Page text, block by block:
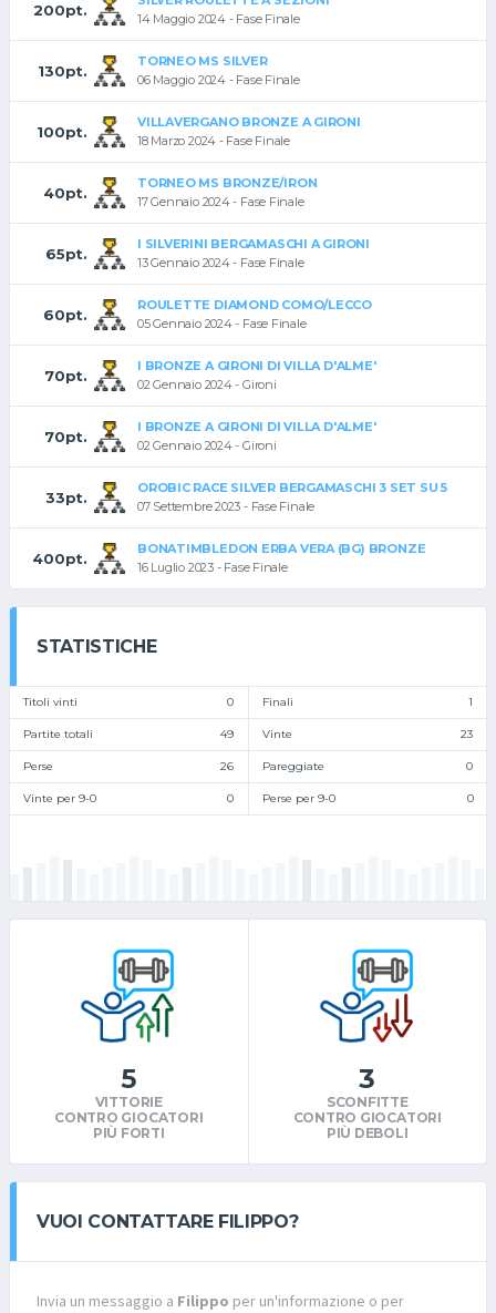
200pt.
14 Maggio 2024 - Fase Finale
130pt.
TORNEO MS SILVER
06 Maggio 2024 - Fase Finale
100pt.
VILLAVERGANO BRONZE A GIRONI
18 Marzo 2024 - Fase Finale
40pt.
TORNEO MS BRONZE/IRON
17 Gennaio 2024 - Fase Finale
65pt.
I SILVERINI BERGAMASCHI A GIRONI
13 Gennaio 2024 - Fase Finale
60pt.
ROULETTE DIAMOND COMO/LECCO
05 Gennaio 2024 - Fase Finale
70pt.
I BRONZE A GIRONI DI VILLA D'ALME'
02 Gennaio 2024 - Gironi
70pt.
I BRONZE A GIRONI DI VILLA D'ALME'
02 Gennaio 2024 - Gironi
33pt.
OROBIC RACE SILVER BERGAMASCHI 3 SET SU 5
07 Settembre 2023 - Fase Finale
400pt.
BONATIMBLEDON ERBA VERA (BG) BRONZE
16 Luglio 2023 - Fase Finale
STATISTICHE
Titoli vinti 0 Finali 1
Partite totali 49 Vinte 23
Perse 26 Pareggiate 0
Vinte per 9-0 0 Perse per 9-0 0
5
VITTORIE
CONTRO GIOCATORI
PIÙ FORTI
3
SCONFITTE
CONTRO GIOCATORI
PIÙ DEBOLI
VUOI CONTATTARE FILIPPO?
Invia un messaggio a Filippo per un'informazione o per